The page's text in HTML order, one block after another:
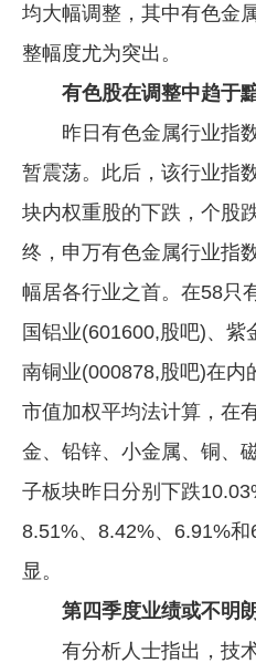
《资源再生》杂志
数字报
均大幅调整，其中有色金
整幅度尤为突出。
有色股在调整中趋于
昨日有色金属行业指数
暂震荡。此后，该行业指
块内权重股的下跌，个股
终，申万有色金属行业指
幅居各行业之首。在58只
国铝业(601600,股吧)、紫
南铜业(000878,股吧)在内
市值加权平均法计算，在
金、铅锌、小金属、铜、
子板块昨日分别下跌
8.51%、8.42%、6.91%
显。
第四季度业绩或不明朗
有分析人士指出，技术